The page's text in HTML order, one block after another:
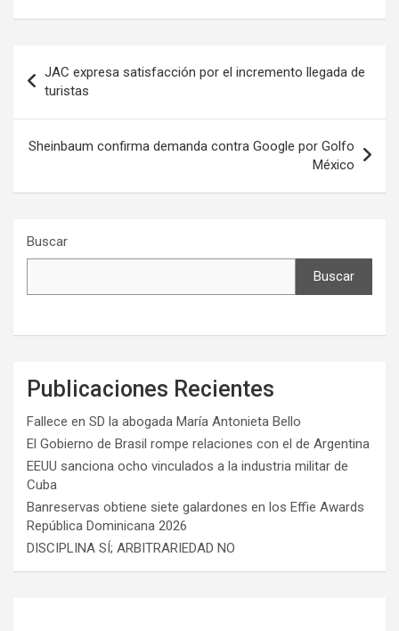
de
entradas
JAC expresa satisfacción por el incremento llegada de
turistas
Sheinbaum confirma demanda contra Google por Golfo
México
Buscar
Buscar
Publicaciones Recientes
Fallece en SD la abogada María Antonieta Bello
El Gobierno de Brasil rompe relaciones con el de Argentina
EEUU sanciona ocho vinculados a la industria militar de
Cuba
Banreservas obtiene siete galardones en los Effie Awards
República Dominicana 2026
DISCIPLINA SÍ; ARBITRARIEDAD NO